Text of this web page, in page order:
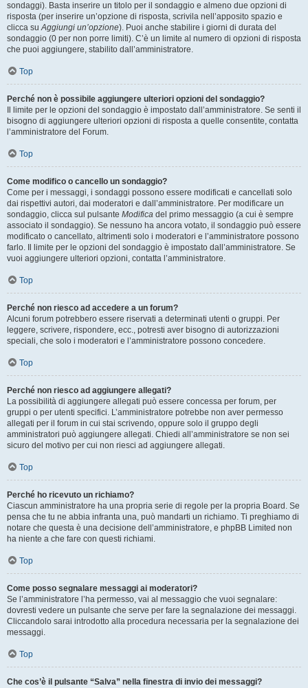
sondaggi). Basta inserire un titolo per il sondaggio e almeno due opzioni di
risposta (per inserire un’opzione di risposta, scrivila nell’apposito spazio e
clicca suAggiungi un’opzione). Puoi anche stabilire i giorni di durata del
sondaggio (0 per non porre limiti). C’è un limite al numero di opzioni di risposta
che puoi aggiungere, stabilito dall’amministratore.
Top
Perché non è possibile aggiungere ulteriori opzioni del sondaggio?
Il limite per le opzioni del sondaggio è impostato dall’amministratore. Se senti il
bisogno di aggiungere ulteriori opzioni di risposta a quelle consentite, contatta
l’amministratore del Forum.
Top
Come modifico o cancello un sondaggio?
Come per i messaggi, i sondaggi possono essere modificati e cancellati solo
dai rispettivi autori, dai moderatori e dall’amministratore. Per modificare un
sondaggio, clicca sul pulsante Modifica del primo messaggio (a cui è sempre
associato il sondaggio). Se nessuno ha ancora votato, il sondaggio può essere
modificato o cancellato, altrimenti solo i moderatori e l’amministratore possono
farlo. Il limite per le opzioni del sondaggio è impostato dall’amministratore. Se
vuoi aggiungere ulteriori opzioni, contatta l’amministratore.
Top
Perché non riesco ad accedere a un forum?
Alcuni forum potrebbero essere riservati a determinati utenti o gruppi. Per
leggere, scrivere, rispondere, ecc., potresti aver bisogno di autorizzazioni
speciali, che solo i moderatori e l’amministratore possono concedere.
Top
Perché non riesco ad aggiungere allegati?
La possibilità di aggiungere allegati può essere concessa per forum, per
gruppi o per utenti specifici. L’amministratore potrebbe non aver permesso
allegati per il forum in cui stai scrivendo, oppure solo il gruppo degli
amministratori può aggiungere allegati. Chiedi all’amministratore se non sei
sicuro del motivo per cui non riesci ad aggiungere allegati.
Top
Perché ho ricevuto un richiamo?
Ciascun amministratore ha una propria serie di regole per la propria Board. Se
pensa che tu ne abbia infranta una, può mandarti un richiamo. Ti preghiamo di
notare che questa è una decisione dell’amministratore, e phpBB Limited non
ha niente a che fare con questi richiami.
Top
Come posso segnalare messaggi ai moderatori?
Se l’amministratore l’ha permesso, vai al messaggio che vuoi segnalare:
dovresti vedere un pulsante che serve per fare la segnalazione dei messaggi.
Cliccandolo sarai introdotto alla procedura necessaria per la segnalazione dei
messaggi.
Top
Che cos’è il pulsante “Salva” nella finestra di invio dei messaggi?